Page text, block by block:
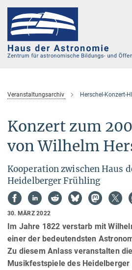
Hauptinhalt
Veranstaltungsarchiv Herschel-Konzert-
Konzert zum
von Wilhelm
Kooperation zwischen Haus
Heidelberger Frühling
30. MÄRZ 2022
Im Jahre 1822 verstarb mit
einer der bedeutendsten
Zu diesem Anlass veranstalten
Musikfestspiele des